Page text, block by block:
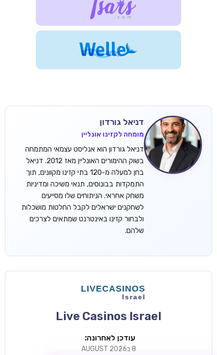
חבילת קבלת פנים: עד 250% בונוס עד €2,000 + 200 ספינים
בונוס קבלת פנים: עד 125% בונוס עד €450 + 250 ספינים חינם
חבילת קבלת פנים: עד 280% בונוס עד €2,200 + 230 ספינים
דניאל גורדון
מומחה לקזינו אונליין
דניאל גורדון הוא אנליסט עצמאי המתמחה
בשוק ההימורים האונליין מאז 2012. דניאל
בחן למעלה מ-120 בתי קזינו מקוונים, תוך
התמקדות בבונוסים, תנאי משיכה ומדיניות
משחק אחראי. הניתוחים שלו מסייעים
לשחקנים ישראלים לקבל החלטות מושכלות
ולבחור קזינו באינטרנט שמתאים לצרכים
שלהם.
Live Casinos Israel
עודכן לאחרונה:
8 בAUGUST 2026